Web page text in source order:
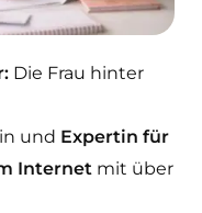
Die Frau hinter
und Expertin für
Internet mit über